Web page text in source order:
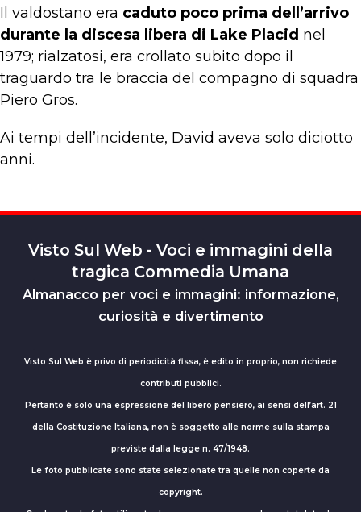
Il valdostano era caduto poco prima dell’arrivo
durante la discesa libera di Lake Placid nel
1979; rialzatosi, era crollato subito dopo il
traguardo tra le braccia del compagno di squadra
Piero Gros.
Ai tempi dell’incidente, David aveva solo diciotto
anni.
Visto Sul Web - Voci e immagini della
tragica Commedia Umana
Almanacco per voci e immagini: informazione,
curiosità e divertimento
Visto Sul Web è privo di periodicità fissa, è edito in proprio, non richiede
contributi pubblici.
Pertanto è solo una espressione del libero pensiero, ai sensi dell’art. 21
della Costituzione Italiana, non è soggetto alle norme sulla stampa
previste dalla legge n. 47/1948.
Le foto pubblicate sono state selezionate tra quelle non coperte da
copyright.